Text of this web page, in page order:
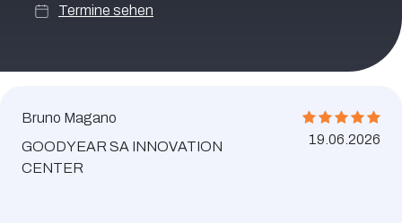
Termine sehen
Bruno Magano
GOODYEAR SA INNOVATION
CENTER
19.06.2026